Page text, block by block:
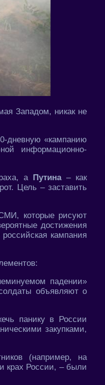
Западом, никак не
дневную «кампанию
информационно-
а Путина– как
Цель – заставить
которые рисуют
достижения
кампания
падении»
объявляют о
панику в России
закупками,
(например, на
крах России, – были